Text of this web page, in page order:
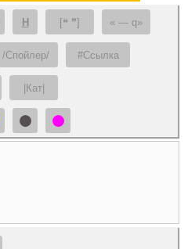
H [❝ ❞] — q
/Спойлер/ #Ссылка
|Кат|